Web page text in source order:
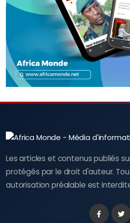
Les articles et contenus publiés
protégés par le droit d'auteur.
autorisation préalable est